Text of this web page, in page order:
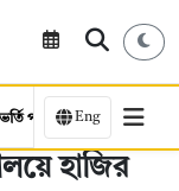
ভর্তি পরীক্ষা কর্মসংস্থান
Eng
হাজির